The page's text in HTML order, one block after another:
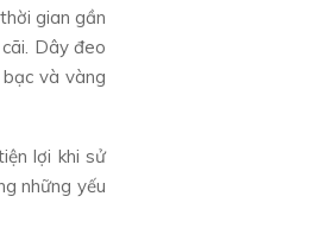
gian gần
Dây đeo
và vàng
lợi khi sử
những yếu